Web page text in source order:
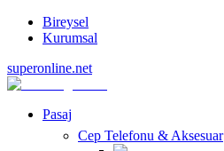
Bireysel
Kurumsal
superonline.net
Pasaj
Cep Telefonu & Aksesuar